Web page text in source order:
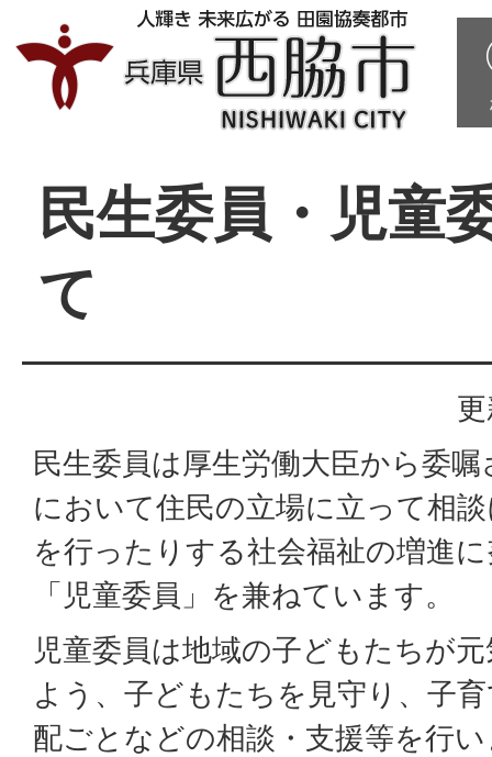
民生委員・児童
て
民生委員は厚生労働大臣から委
において住民の立場に立って相
を行ったりする社会福祉の増進
「児童委員」を兼ねています。
児童委員は地域の子どもたちが
よう、子どもたちを見守り、子
配ごとなどの相談・支援等を行